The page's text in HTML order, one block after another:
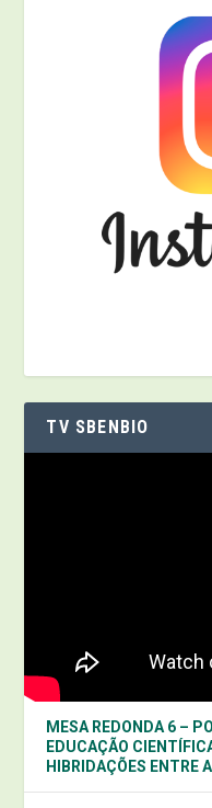
TV SBENBIO
MESA REDONDA 6 –
EDUCAÇÃO
HIBRIDAÇÕES ENTRE